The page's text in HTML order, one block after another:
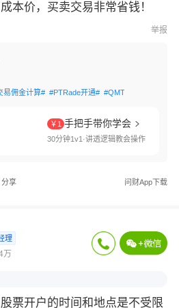
本价，买卖交易非常省钱！
举报
易佣金计算# #PTRade开通# #QMT开通#
￥1 手把手带你学会
30分钟1v1·讲透逻辑教会操作
分享 问财App下载
理
万
票开户的时间和地点是不受限